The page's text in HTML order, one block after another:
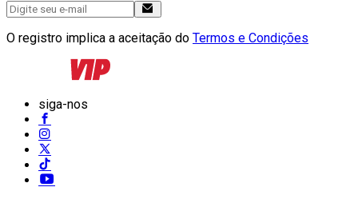
O registro implica a aceitação do Termos e Condições
siga-nos